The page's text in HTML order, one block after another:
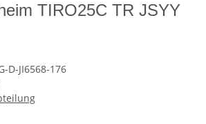
TIRO25C TR JSYY
D-JI6568-176